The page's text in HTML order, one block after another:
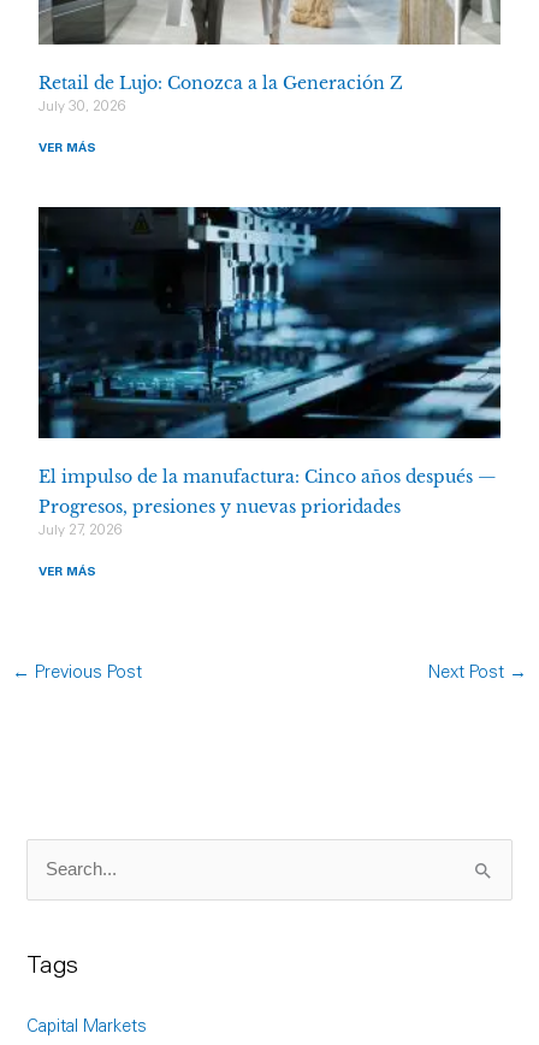
Retail de Lujo: Conozca a la Generación Z
July 30, 2026
VER MÁS
El impulso de la manufactura: Cinco años después —
Progresos, presiones y nuevas prioridades
July 27, 2026
VER MÁS
← Previous Post Next Post →
c
Tags
Capital Markets